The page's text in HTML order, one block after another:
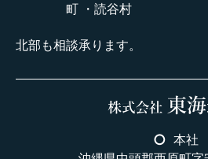
町 ・読谷村
北部も相談承ります。
本社